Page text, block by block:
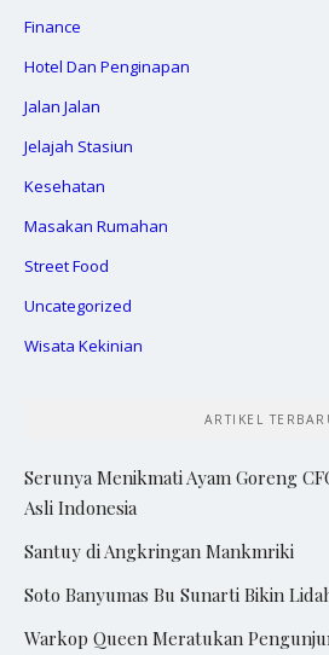
Finance
Hotel Dan Penginapan
Jalan Jalan
Jelajah Stasiun
Kesehatan
Masakan Rumahan
Street Food
Uncategorized
Wisata Kekinian
ARTIKEL
Serunya Menikmati Ayam Goreng
Asli Indonesia
Santuy di Angkringan Mankmriki
Soto Banyumas Bu Sunarti Bikin
Warkop Queen Meratukan